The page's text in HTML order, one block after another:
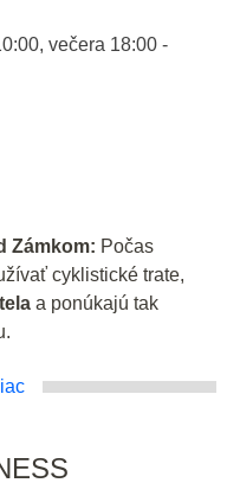
večera 18:00 -
Zámkom: Počas
cyklistické trate,
a ponúkajú tak